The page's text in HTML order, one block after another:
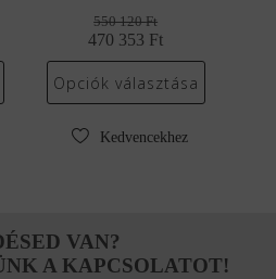
550 120Ft
Original
price
was:
470 353 Ft
Current
price
is:
Opciók választása
Kedvencekhez
VAN?
A KAPCSOLATOT!